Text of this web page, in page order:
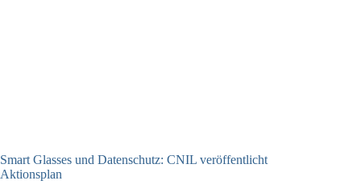
Smart Glasses und Datenschutz: CNIL veröffentlicht
Aktionsplan